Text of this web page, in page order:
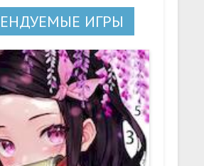
ИГРЫ